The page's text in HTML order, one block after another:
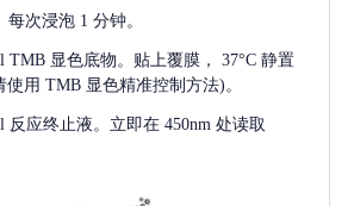
每次浸泡 1 分钟。
TMB 显色底物。贴上覆膜， 37°C 静置
使用 TMB 显色精准控制方法)。
反应终止液。立即在 450nm 处读取